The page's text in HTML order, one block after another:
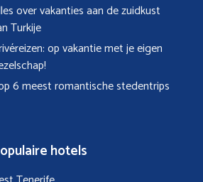
over vakanties aan de zuidkust
Turkije
op vakantie met je eigen
6 meest romantische stedentrips
hotels